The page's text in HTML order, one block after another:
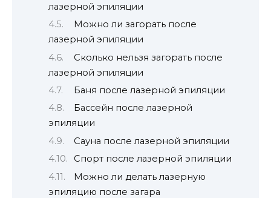
лазерной эпиляции
Можно ли загорать после
лазерной эпиляции
Сколько нельзя загорать после
лазерной эпиляции
Баня после лазерной эпиляции
Бассейн после лазерной
эпиляции
Сауна после лазерной эпиляции
Спорт после лазерной эпиляции
Можно ли делать лазерную
эпиляцию после загара